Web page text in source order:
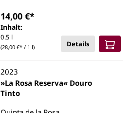
Inhalt:
0.5 l
(28,00 €* / 1 l)
14,00 €*
Details
2023
»La Rosa Reserva« Douro
Tinto